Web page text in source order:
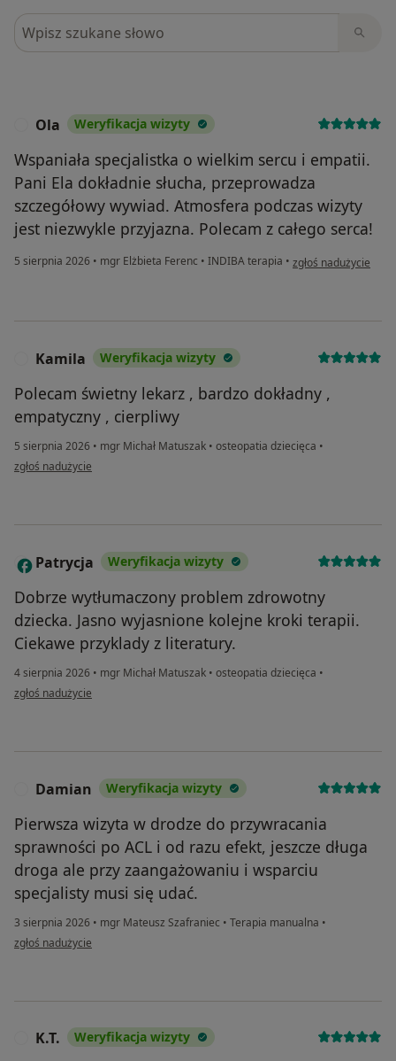
Szukaj w opiniach
Ola Weryfikacja wizyty
Wspaniała specjalistka o wielkim sercu i empatii.
Pani Ela dokładnie słucha, przeprowadza
szczegółowy wywiad. Atmosfera podczas wizyty
jest niezwykle przyjazna. Polecam z całego serca!
5 sierpnia 2026 • mgr Elżbieta Ferenc • INDIBA terapia • w opinii użytkownika
zgłoś nadużycie
Kamila Weryfikacja wizyty
Polecam świetny lekarz , bardzo dokładny ,
empatyczny , cierpliwy
5 sierpnia 2026 • mgr Michał Matuszak • osteopatia dziecięca •
w opinii użytkownika Kamila
zgłoś nadużycie
P Patrycja Weryfikacja wizyty
Dobrze wytłumaczony problem zdrowotny
dziecka. Jasno wyjasnione kolejne kroki terapii.
Ciekawe przyklady z literatury.
4 sierpnia 2026 • mgr Michał Matuszak • osteopatia dziecięca •
w opinii użytkownika Patrycja
zgłoś nadużycie
Damian Weryfikacja wizyty
Pierwsza wizyta w drodze do przywracania
sprawności po ACL i od razu efekt, jeszcze długa
droga ale przy zaangażowaniu i wsparciu
specjalisty musi się udać.
3 sierpnia 2026 • mgr Mateusz Szafraniec • Terapia manualna •
w opinii użytkownika Damian
zgłoś nadużycie
K.T. Weryfikacja wizyty